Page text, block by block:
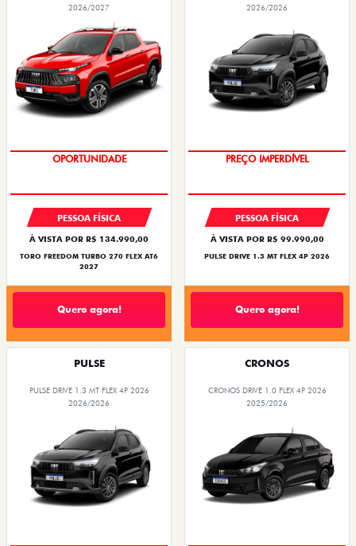
2026/2027
OPORTUNIDADE
PESSOA FÍSICA
À VISTA POR R$ 134.990,00
TORO FREEDOM TURBO 270 FLEX AT6
2027
Quero agora!
2026/2026
PREÇO IMPERDÍVEL
PESSOA FÍSICA
À VISTA POR R$ 99.990,00
PULSE DRIVE 1.3 MT FLEX 4P 2026
Quero agora!
PULSE
PULSE DRIVE 1.3 MT FLEX 4P 2026
2026/2026
CRONOS
CRONOS DRIVE 1.0 FLEX 4P 2026
2025/2026